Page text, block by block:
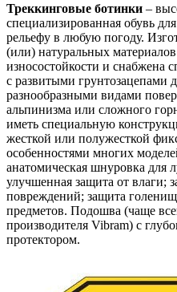
Треккинговые ботинки –
специализированная обувь
рельефу в любую погоду.
(или) натуральных
износостойкости и снабжена
с развитыми грунтозацепами
разнообразными видами
альпинизма или сложного
иметь специальную
жесткой или полужесткой
особенностями многих
анатомическая шнуровка для
улучшенная защита от влаги;
повреждений; защита
предметов. Подошва (чаще
производителя Vibram) с
протектором.